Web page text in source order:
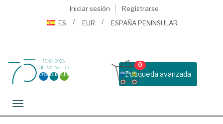
Iniciar sesión
Registrarse
ES
EUR ESPAÑA PENINSULAR
Busqueda avanzada
0
Toggle navigation